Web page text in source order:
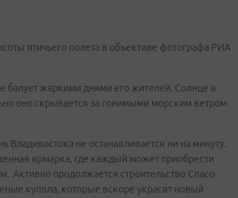
птичьего полета в объективе фотографа РИА
балует жаркими днями его жителей. Солнце в
оно скрывается за гонимыми морским ветром
не останавливается ни на минуту.
ярмарка, где каждый может приобрести
Активно продолжается строительство Спасо-
купола, которые вскоре украсят новый